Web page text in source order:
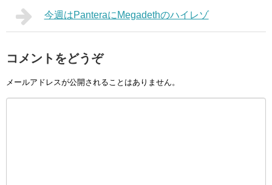
今週はPanteraにMegadethのハイレゾ
コメントをどうぞ
メールアドレスが公開されることはありません。